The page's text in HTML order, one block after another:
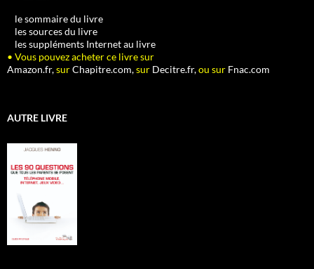
le sommaire du livre
les sources du livre
les suppléments Internet au livre
• Vous pouvez acheter ce livre sur
Amazon.fr,surChapitre.com,sur Decitre.fr,ou sur Fnac.com
AUTRE LIVRE